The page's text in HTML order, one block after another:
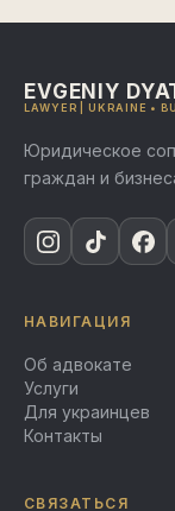
EVGENIY
LAWYER | UKRAINE •
Юридическое
граждан и
НАВИГАЦИЯ
Об адвокате
Услуги
Для украинцев
Контакты
СВЯЗАТЬСЯ